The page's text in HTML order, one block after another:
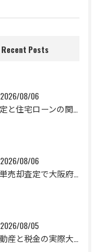
Recent Posts
2026/08/06
2026/08/06
2026/08/05